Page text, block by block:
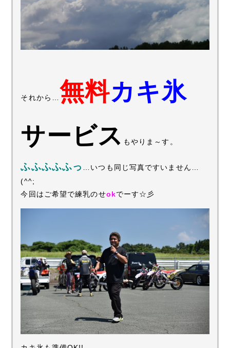
それから…無料カキ氷
サービス もやりま～す。
ふふふふふっ …いつも同じ写真ですいません…
(^^;
今回はご希望で練乳のせokでーす☆彡